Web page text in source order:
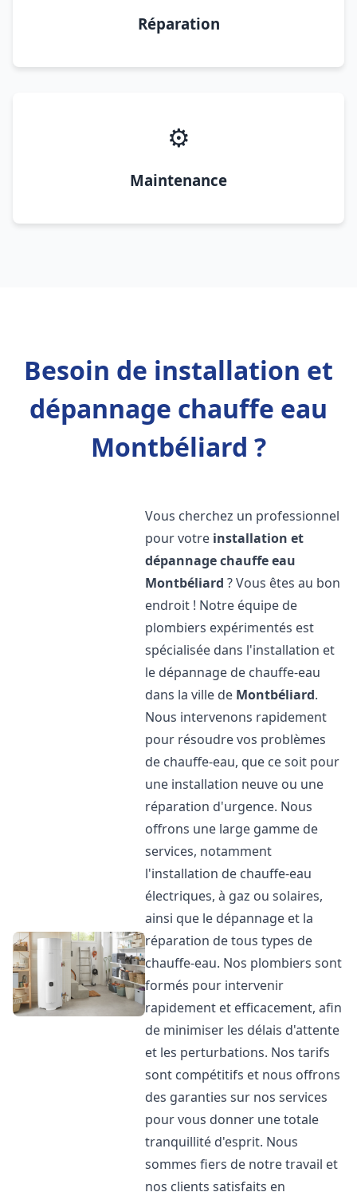
Réparation
⚙️
Maintenance
Besoin de installation et
dépannage chauffe eau
Montbéliard ?
Vous cherchez un professionnel
pour votre installation et
dépannage chauffe eau
Montbéliard ? Vous êtes au bon
endroit ! Notre équipe de
plombiers expérimentés est
spécialisée dans l'installation et
le dépannage de chauffe-eau
dans la ville de Montbéliard.
Nous intervenons rapidement
pour résoudre vos problèmes
de chauffe-eau, que ce soit pour
une installation neuve ou une
réparation d'urgence. Nous
offrons une large gamme de
services, notamment
l'installation de chauffe-eau
électriques, à gaz ou solaires,
ainsi que le dépannage et la
réparation de tous types de
chauffe-eau. Nos plombiers sont
formés pour intervenir
rapidement et efficacement, afin
de minimiser les délais d'attente
et les perturbations. Nos tarifs
sont compétitifs et nous offrons
des garanties sur nos services
pour vous donner une totale
tranquillité d'esprit. Nous
sommes fiers de notre travail et
nos clients satisfaits en